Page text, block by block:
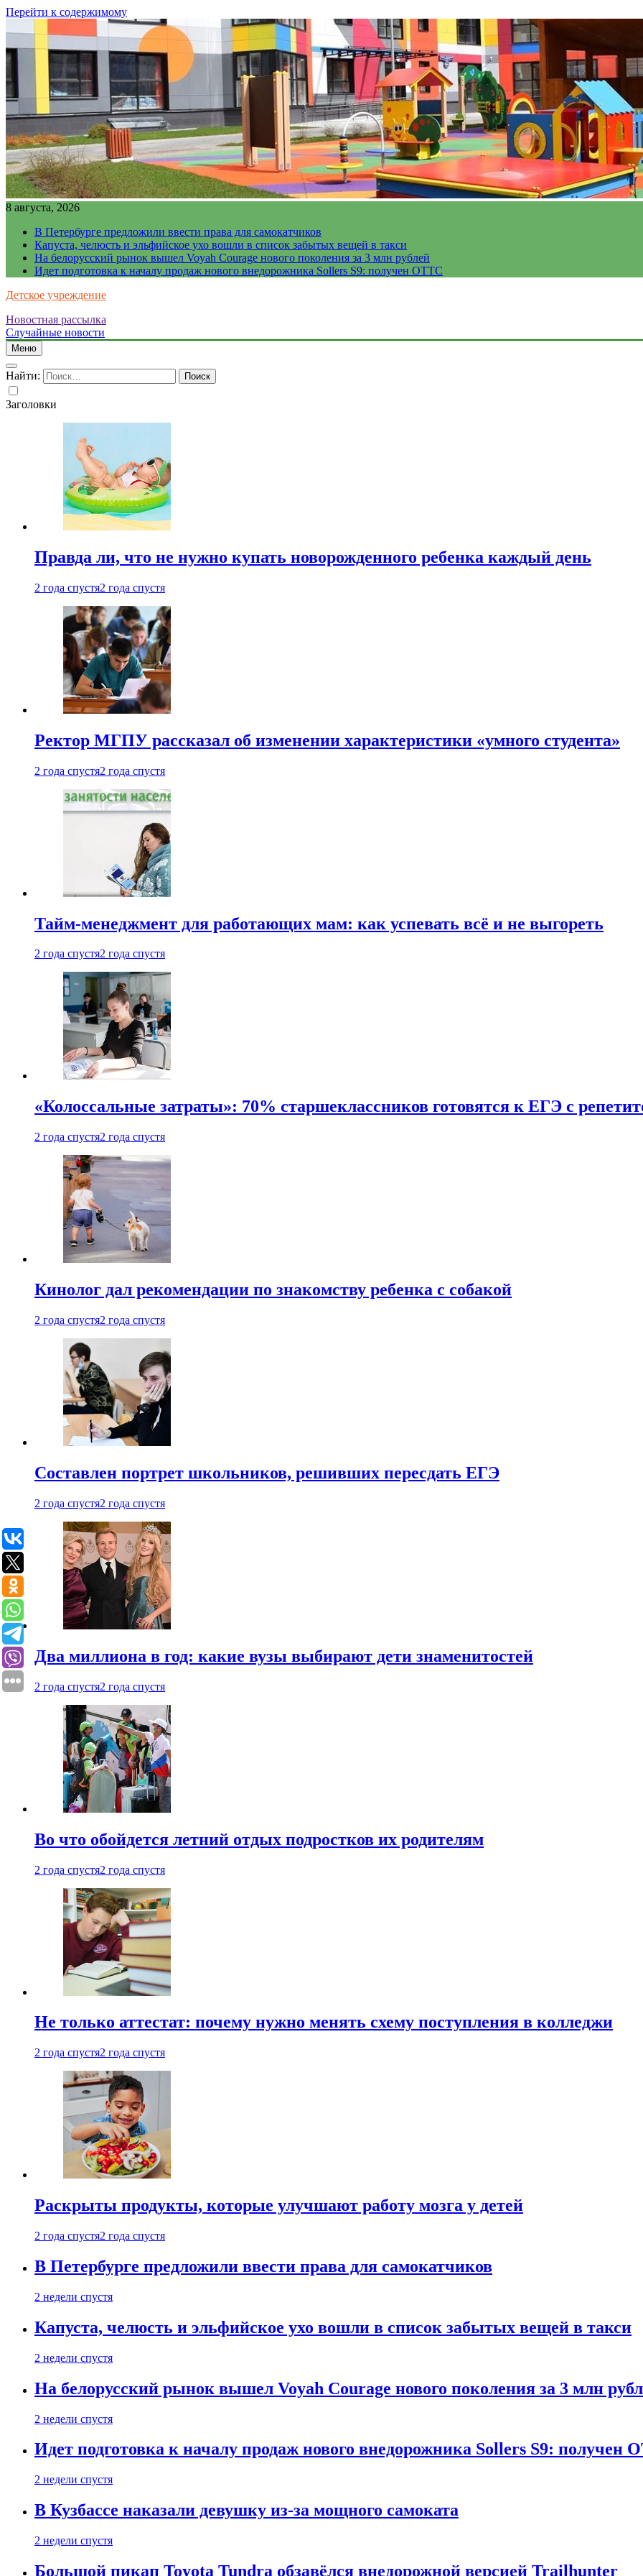
Перейти к содержимому
8 августа, 2026
В Петербурге предложили ввести права для самокатчиков
Капуста, челюсть и эльфийское ухо вошли в список забытых вещей в такси
На белорусский рынок вышел Voyah Courage нового поколения за 3 млн рублей
Идет подготовка к началу продаж нового внедорожника Sollers S9: получен ОТТС
Детское учреждение
Новостная рассылка
Случайные новости
Меню
Найти:
Заголовки
Правда ли, что не нужно купать новорожденного ребенка каждый день
2 года спустя2 года спустя
Ректор МГПУ рассказал об изменении характеристики «умного студента»
2 года спустя2 года спустя
Тайм-менеджмент для работающих мам: как успевать всё и не выгореть
2 года спустя2 года спустя
«Колоссальные затраты»: 70% старшеклассников готовятся к ЕГЭ с
2 года спустя2 года спустя
Кинолог дал рекомендации по знакомству ребенка с собакой
2 года спустя2 года спустя
Составлен портрет школьников, решивших пересдать ЕГЭ
2 года спустя2 года спустя
Два миллиона в год: какие вузы выбирают дети знаменитостей
2 года спустя2 года спустя
Во что обойдется летний отдых подростков их родителям
2 года спустя2 года спустя
Не только аттестат: почему нужно менять схему поступления в колледжи
2 года спустя2 года спустя
Раскрыты продукты, которые улучшают работу мозга у детей
2 года спустя2 года спустя
В Петербурге предложили ввести права для самокатчиков
2 недели спустя
Капуста, челюсть и эльфийское ухо вошли в список забытых вещей в такси
2 недели спустя
На белорусский рынок вышел Voyah Courage нового поколения за 3 млн
2 недели спустя
Идет подготовка к началу продаж нового внедорожника Sollers S9: получен
2 недели спустя
В Кузбассе наказали девушку из-за мощного самоката
2 недели спустя
Большой пикап Toyota Tundra обзавёлся внедорожной версией Trailhunter